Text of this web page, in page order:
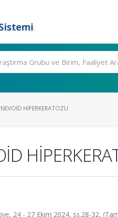
HİPERKERATOZU
24 - 27 Ekim 2024, ss.28-32,